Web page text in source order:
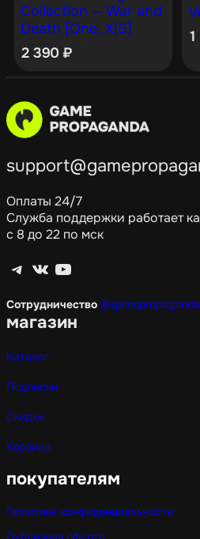
Collection — War and
Death [One, X|S]
2 390 ₽
Оплаты 24/7
Служба поддержки работает
с 8 до 22 по мск
Telegram ВКонтакте YouTube
Сотрудничество
магазин
Каталог
Подписки
Скидки
Корзина
покупателям
Политика конфиденциальности